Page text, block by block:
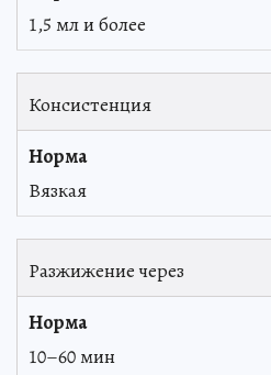
1,5 мл и более
Консистенция
Вязкая
Разжижение через
10–60 мин